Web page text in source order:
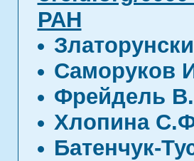
РАН
Саморуков
Фрейдель
Хлопина
Батенчук-